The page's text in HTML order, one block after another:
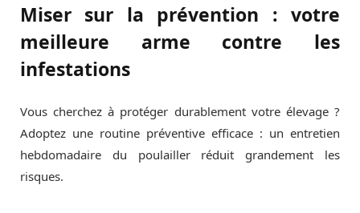
Miser sur la prévention : votre
meilleure arme contre les
infestations
Vous cherchez à protéger durablement votre élevage ?
Adoptez une routine préventive efficace : un entretien
hebdomadaire du poulailler réduit grandement les
risques.